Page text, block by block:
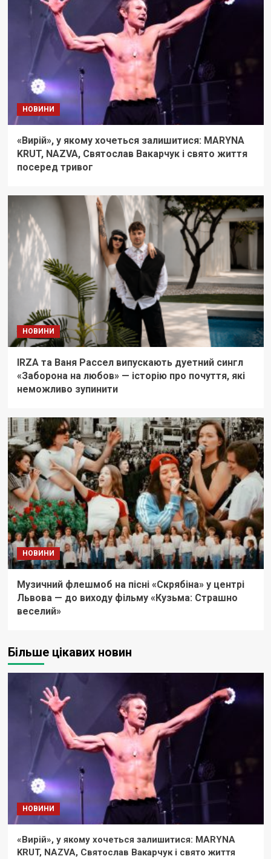
НОВИНИ
«Вирій», у якому хочеться залишитися: MARYNA
KRUT, NAZVA, Святослав Вакарчук і свято життя
посеред тривог
НОВИНИ
IRZA та Ваня Рассел випускають дуетний сингл
«Заборона на любов» — історію про почуття, які
неможливо зупинити
НОВИНИ
Музичний флешмоб на пісні «Скрябіна» у центрі
Львова — до виходу фільму «Кузьма: Страшно
веселий»
Більше цікавих новин
НОВИНИ
«Вирій», у якому хочеться залишитися: MARYNA
KRUT, NAZVA, Святослав Вакарчук і свято життя